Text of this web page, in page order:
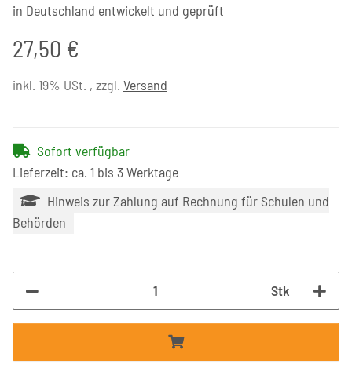
in Deutschland entwickelt und geprüft
27,50 €
inkl. 19% USt. , zzgl. Versand
Sofort verfügbar
Lieferzeit: ca. 1 bis 3 Werktage
Hinweis zur Zahlung auf Rechnung für Schulen und
Behörden
Stk